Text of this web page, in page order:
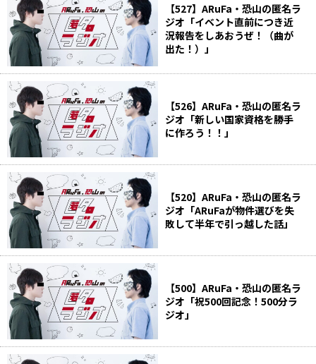
【527】ARuFa・恐山の匿名ラ
ジオ「イベント直前につき近
況報告をしあおうぜ！（曲が
出た！）」
【526】ARuFa・恐山の匿名ラ
ジオ「新しい国家資格を勝手
に作ろう！！」
【520】ARuFa・恐山の匿名ラ
ジオ「ARuFaが物件選びを失
敗して半年で引っ越した話」
【500】ARuFa・恐山の匿名ラ
ジオ「祝500回記念！500分ラ
ジオ」